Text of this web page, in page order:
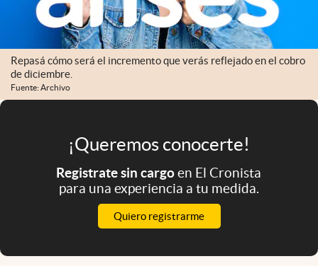
abre en nueva pestaña
Argentina
Repasá cómo será el incremento que verás reflejado en el cobro
de diciembre.
Fuente: Archivo
¡Queremos conocerte!
Registrate sin cargoen El Cronista
para una experiencia a tu medida.
Quiero registrarme